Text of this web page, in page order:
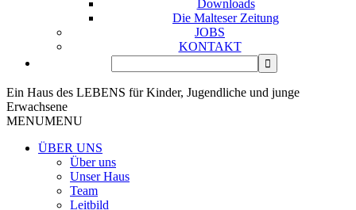
Downloads
Die Malteser Zeitung
JOBS
KONTAKT
Ein Haus des LEBENS für Kinder, Jugendliche und junge
Erwachsene
MENUMENU
ÜBER UNS
Über uns
Unser Haus
Team
Leitbild